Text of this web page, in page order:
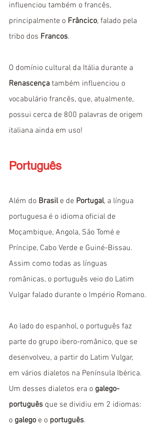
influenciou também o francês,
principalmente o Frâncico, falado pela
tribo dos Francos.
O domínio cultural da Itália durante a
Renascença também influenciou o
vocabulário francês, que, atualmente,
possui cerca de 800 palavras de origem
italiana ainda em uso!
Português
Além do Brasil e de Portugal, a língua
portuguesa é o idioma oficial de
Moçambique, Angola, São Tomé e
Príncipe, Cabo Verde e Guiné-Bissau.
Assim como todas as línguas
românicas, o português veio do Latim
Vulgar falado durante o Império Romano.
Ao lado do espanhol, o português faz
parte do grupo ibero-românico, que se
desenvolveu, a partir do Latim Vulgar,
em vários dialetos na Península Ibérica.
Um desses dialetos era o galego-
português que se dividiu em 2 idiomas:
o galego e o português.